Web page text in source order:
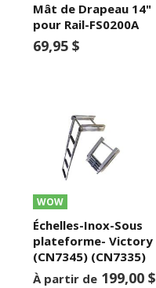
Mât de Drapeau 14"
pour Rail-FS0200A
69,95 $
WOW
Échelles-Inox-Sous
plateforme- Victory
(CN7345) (CN7335)
À partir de 199,00 $